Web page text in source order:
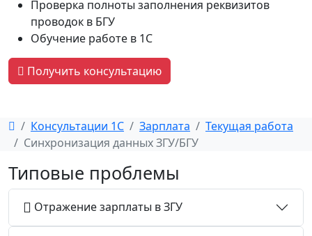
Проверка полноты заполнения реквизитов
проводок в БГУ
Обучение работе в 1С
Получить консультацию
Консультации 1С Зарплата
Текущая работа
Синхронизация данных ЗГУ/БГУ
Типовые проблемы
Отражение зарплаты в ЗГУ